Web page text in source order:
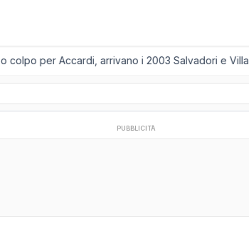
colpo per Accardi, arrivano i 2003 Salvadori e Villa•
PUBBLICITÀ